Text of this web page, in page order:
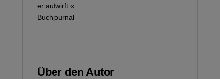
er aufwirft.«
Buchjournal
Über den Autor